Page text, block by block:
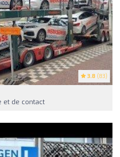
3.8 (83)
et de contact